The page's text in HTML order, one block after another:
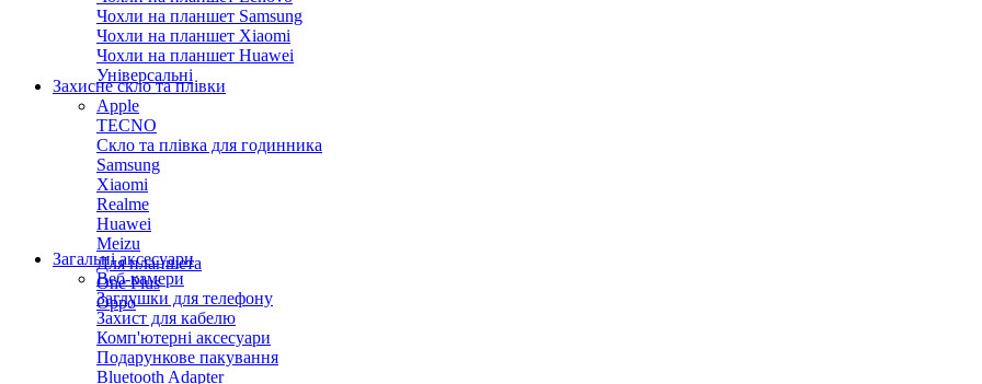
Чохли на планшет Samsung
Чохли на планшет Xiaomi
Чохли на планшет Huawei
Універсальні
Захисне скло та плівки
Apple
TECNO
Скло та плівка для годинника
Samsung
Xiaomi
Realme
Huawei
Meizu
Для планшета
One Plus
Oppo
Загальні аксесуари
Веб-камери
Заглушки для телефону
Захист для кабелю
Комп'ютерні аксесуари
Подарункове пакування
Bluetooth Adapter